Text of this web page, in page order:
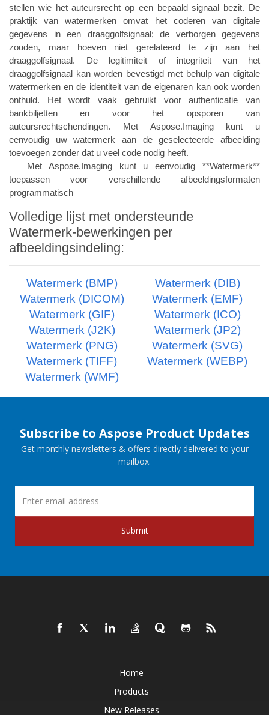
stellen wie het auteursrecht op een bepaald signaal bezit. De
praktijk van watermerken omvat het coderen van digitale
gegevens in een draaggolfsignaal; de verborgen gegevens
zouden, maar hoeven niet gerelateerd te zijn aan het
draaggolfsignaal. De legitimiteit of integriteit van het
draaggolfsignaal kan worden bevestigd met behulp van digitale
watermerken en de identiteit van de eigenaren kan ook worden
onthuld. Het wordt vaak gebruikt voor authenticatie van
bankbiljetten en voor het opsporen van
auteursrechtschendingen. Met Aspose.Imaging kunt u
eenvoudig uw watermerk aan de geselecteerde afbeelding
toevoegen zonder dat u veel code nodig heeft.
Met Aspose.Imaging kunt u eenvoudig **Watermerk**
toepassen voor verschillende afbeeldingsformaten
programmatisch
Volledige lijst met ondersteunde
Watermerk-bewerkingen per
afbeeldingsindeling:
Watermerk (BMP)
Watermerk (DIB)
Watermerk (DICOM)
Watermerk (EMF)
Watermerk (GIF)
Watermerk (ICO)
Watermerk (J2K)
Watermerk (JP2)
Watermerk (PNG)
Watermerk (SVG)
Watermerk (TIFF)
Watermerk (WEBP)
Watermerk (WMF)
Subscribe to Aspose Product Updates
Get monthly newsletters & offers directly delivered to your
mailbox.
Submit
Home
Products
New Releases